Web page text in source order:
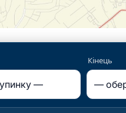
Кінець